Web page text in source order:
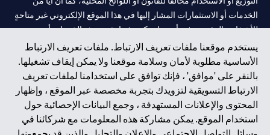
يستخدم موقعنا ملفات تعريف الارتباط. ملفات تعريف الارتباط
الأساسية مطلوبة لأمان وسلامة موقعنا ولا يمكن إيقاف تشغيلها.
بالنقر على 'موافق' ، فإنك توافق على استخدامنا لملفات تعريف
الارتباط التسويقية لتزويدك بتجربة مخصصة عبر الموقع ، وإظهار
المحتوى والإعلانات المستهدفة ، وجمع البيانات الإحصائية حول
استخدام الموقع. يمكن مشاركة هذه المعلومات مع شركائنا في
الخدمات أو الاستثمارات المشار إليها في هذا الموقع الإلكتروني غير متاحةٍ
للأشخاص المقيمين في أي دولةٍ يكون فيها تقديم هذه الخدمات أو
الاستثمارات مخالفًا للقانون أو اللوائح المحلية.
سيتي بنك هي علامة خدمة لشركة Citigroup Inc. أو .Citibank N.A ،
مستخدمة ومسجلة في جميع أنحاء العالم.
سيتي بنك إن. إيه. الإمارات مسجل لدى مصرف الإمارات المركزي تحت
أرقام التراخيص 202563 لفرع الوصل في دبي، 531989 لفرع مول